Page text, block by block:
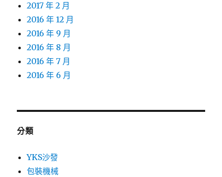
2017 年 2 月
2016 年 12 月
2016 年 9 月
2016 年 8 月
2016 年 7 月
2016 年 6 月
分類
YKS沙發
包裝機械